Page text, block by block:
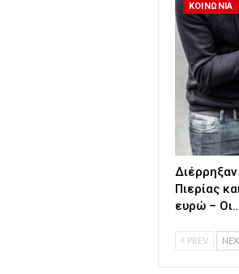
ΚΟΙΝΩΝΙΑ
Πιερίας
ευρώ –
PREV